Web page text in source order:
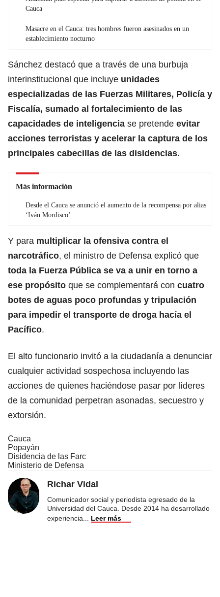
Cauca
Masacre en el Cauca: tres hombres fueron asesinados en un
establecimiento nocturno
Sánchez destacó que a través de una burbuja
interinstitucional que incluye unidades
especializadas de las Fuerzas Militares, Policía y
Fiscalía, sumado al fortalecimiento de las
capacidades de inteligencia se pretende evitar
acciones terroristas y acelerar la captura de los
principales cabecillas de las disidencias.
Más información
Desde el Cauca se anunció el aumento de la recompensa por alias
‘Iván Mordisco’
Y para multiplicar la ofensiva contra el
narcotráfico, el ministro de Defensa explicó que
toda la Fuerza Pública se va a unir en torno a
ese propósito que se complementará con cuatro
botes de aguas poco profundas y tripulación
para impedir el transporte de droga hacía el
Pacífico.
El alto funcionario invitó a la ciudadanía a denunciar
cualquier actividad sospechosa incluyendo las
acciones de quienes haciéndose pasar por líderes
de la comunidad perpetran asonadas, secuestro y
extorsión.
Cauca
Popayán
Disidencia de las Farc
Ministerio de Defensa
Richar Vidal
Comunicador social y periodista egresado de la
Universidad del Cauca. Desde 2014 ha desarrollado
experiencia
Leer más